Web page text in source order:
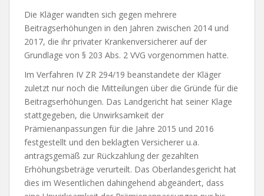
Die Kläger wandten sich gegen mehrere
Beitragserhöhungen in den Jahren zwischen 2014 und
2017, die ihr privater Krankenversicherer auf der
Grundlage von § 203 Abs. 2 VVG vorgenommen hatte.
Im Verfahren IV ZR 294/19 beanstandete der Kläger
zuletzt nur noch die Mitteilungen über die Gründe für die
Beitragserhöhungen. Das Landgericht hat seiner Klage
stattgegeben, die Unwirksamkeit der
Prämienanpassungen für die Jahre 2015 und 2016
festgestellt und den beklagten Versicherer u.a.
antragsgemäß zur Rückzahlung der gezahlten
Erhöhungsbeträge verurteilt. Das Oberlandesgericht hat
dies im Wesentlichen dahingehend abgeändert, dass